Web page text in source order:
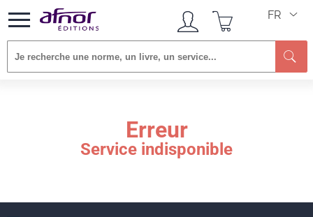
FR
Erreur
Service indisponible